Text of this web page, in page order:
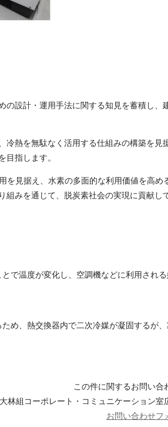
の設計・運用手法に関する知見を蓄積し、
熱を無駄なく活用する仕組みの構築を見据
指します。
見据え、水素の多面的な利用価値を高め
組みを通じて、脱炭素社会の実現に貢献し
で温度が変化し、空調機などに利用され
め、熱交換器内で二次冷媒が凝固するが
この件に関するお問い合
大林組コーポレート・コミュニケーション室
お問い合わせフ